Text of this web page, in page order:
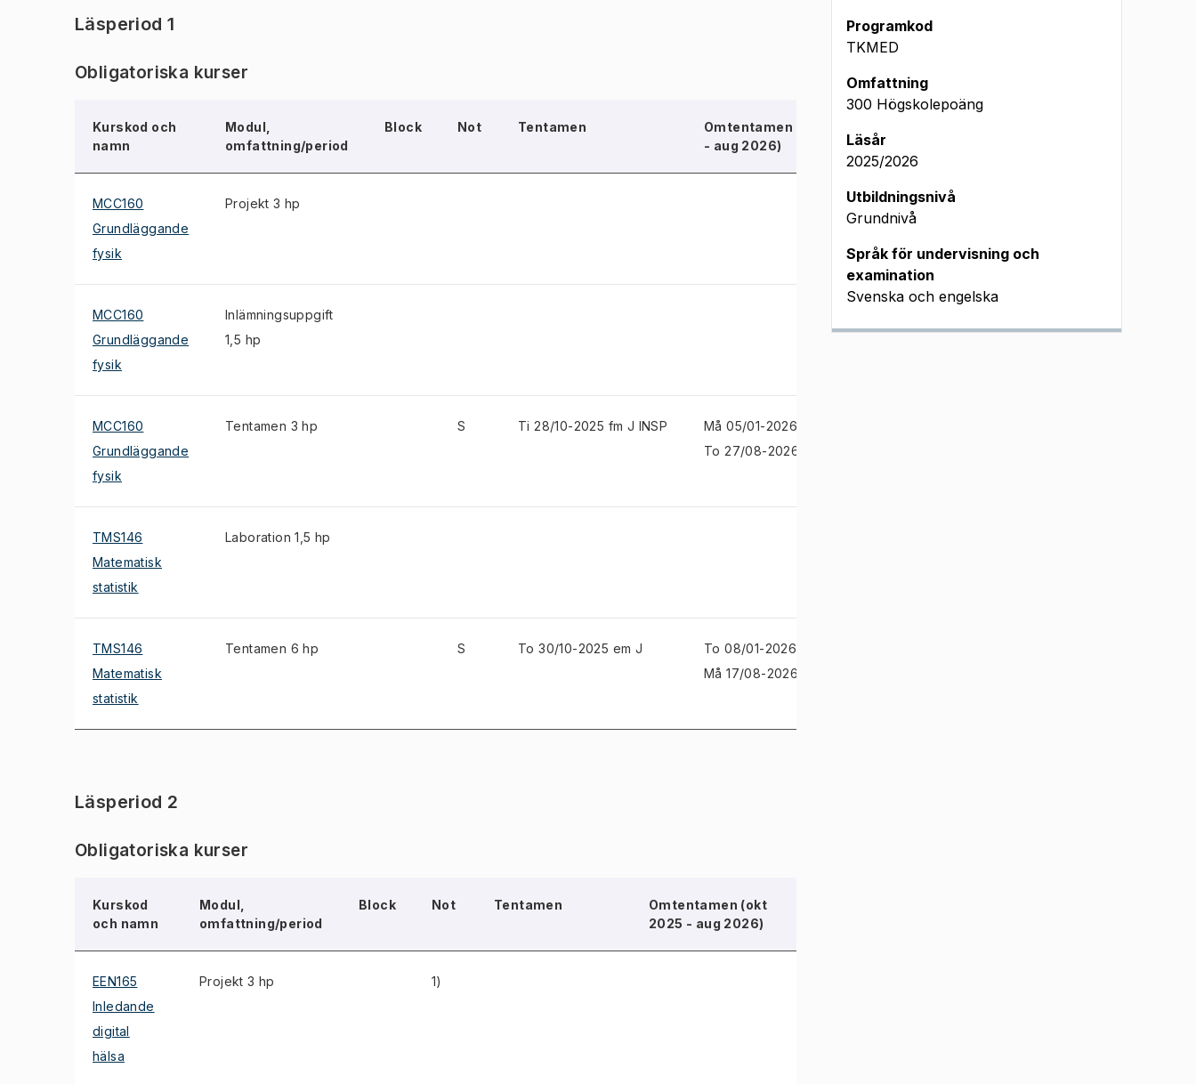
Läsperiod 1
Obligatoriska kurser
Kurskod och
namn
Modul,
omfattning/period
Block Not Tentamen
Omtentamen (okt 2025
- aug 2026)
MCC160
Grundläggande
fysik
Projekt 3 hp
MCC160
Grundläggande
fysik
Inlämningsuppgift
1,5 hp
MCC160
Grundläggande
fysik
Tentamen 3 hp S Ti 28/10-2025 fm J INSP
Må 05/01-2026 fm J INSP
To 27/08-2026 fm J INSP
TMS146
Matematisk
statistik
Laboration 1,5 hp
TMS146
Matematisk
statistik
Tentamen 6 hp S To 30/10-2025 em J
To 08/01-2026 em J
Må 17/08-2026 em J
Läsperiod 2
Obligatoriska kurser
Kurskod
och namn
Modul,
omfattning/period
Block Not Tentamen
Omtentamen (okt
2025 - aug 2026)
EEN165
Inledande
digital
hälsa
Projekt 3 hp 1)
Programkod
TKMED
Omfattning
300 Högskolepoäng
Läsår
2025/2026
Utbildningsnivå
Grundnivå
Språk för undervisning och
examination
Svenska och engelska